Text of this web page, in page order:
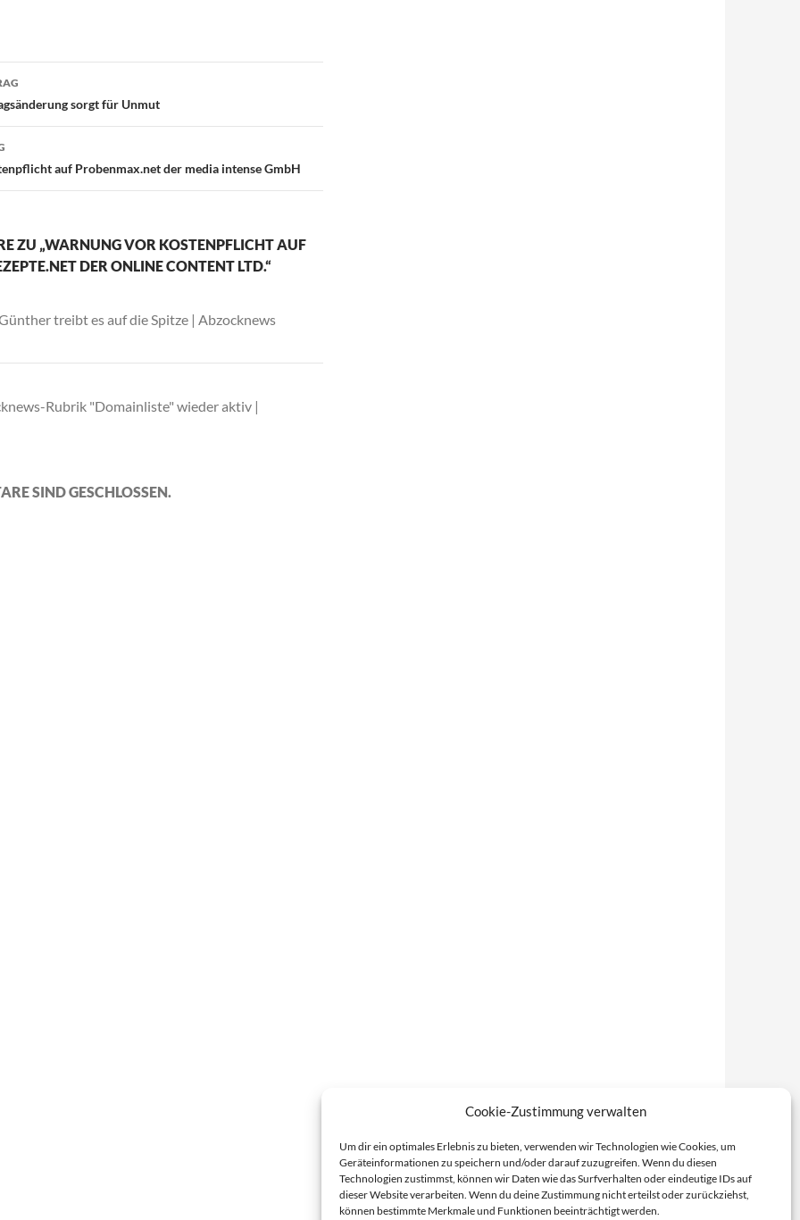
Cookie-Zustimmung verwalten
Um dir ein optimales Erlebnis zu bieten, verwenden wir Technologien wie Cookies, um
Geräteinformationen zu speichern und/oder darauf zuzugreifen. Wenn du diesen
Technologien zustimmst, können wir Daten wie das Surfverhalten oder eindeutige IDs auf
dieser Website verarbeiten. Wenn du deine Zustimmung nicht erteilst oder zurückziehst,
können bestimmte Merkmale und Funktionen beeinträchtigt werden.
sorgt für Unmut
auf Probenmax.net der media intense GmbH
ZU „WARNUNG VOR KOSTENPFLICHT AUF
DER ONLINE CONTENT LTD.“
treibt es auf die Spitze | Abzocknews
Rubrik "Domainliste" wieder aktiv |
SIND GESCHLOSSEN.